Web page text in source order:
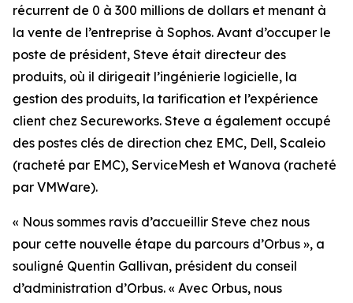
récurrent de 0 à 300 millions de dollars et menant à
la vente de l’entreprise à Sophos. Avant d’occuper le
poste de président, Steve était directeur des
produits, où il dirigeait l’ingénierie logicielle, la
gestion des produits, la tarification et l’expérience
client chez Secureworks. Steve a également occupé
des postes clés de direction chez EMC, Dell, Scaleio
(racheté par EMC), ServiceMesh et Wanova (racheté
par VMWare).
« Nous sommes ravis d’accueillir Steve chez nous
pour cette nouvelle étape du parcours d’Orbus », a
souligné Quentin Gallivan, président du conseil
d’administration d’Orbus. « Avec Orbus, nous